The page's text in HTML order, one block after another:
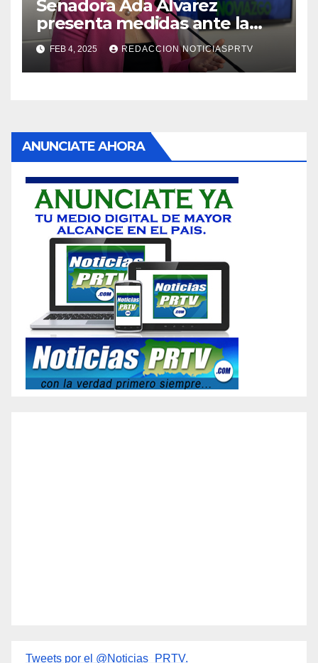
Senadora Ada Álvarez
presenta medidas ante la
violencia en el noviazgo
FEB 4, 2025 REDACCION NOTICIASPRTV
ANUNCIATE AHORA
Tweets por el @Noticias_PRTV.